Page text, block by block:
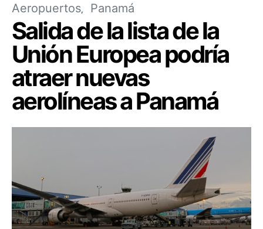
Aeropuertos Panamá
Salida de la lista de la
Unión Europea podría
atraer nuevas
aerolíneas a Panamá